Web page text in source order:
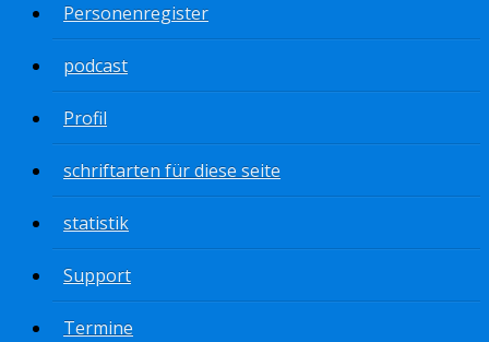
Personenregister
podcast
Profil
schriftarten für diese seite
statistik
Support
Termine